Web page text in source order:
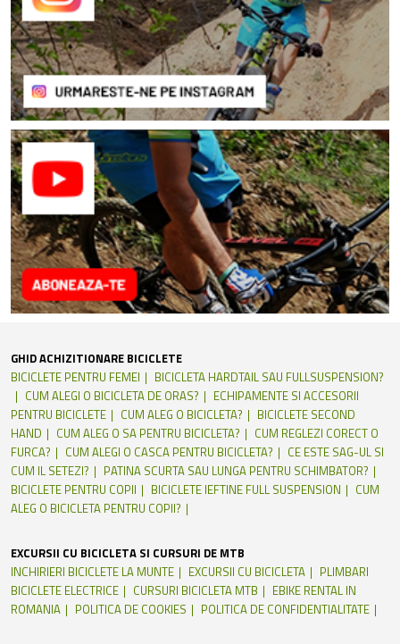
GHID ACHIZITIONARE BICICLETE
BICICLETE PENTRU FEMEI
BICICLETA HARDTAIL SAU FULLSUSPENSION?
CUM ALEGI O BICICLETA DE ORAS?
ECHIPAMENTE SI ACCESORII
PENTRU BICICLETE
CUM ALEG O BICICLETA?
BICICLETE SECOND
HAND
CUM ALEG O SA PENTRU BICICLETA?
CUM REGLEZI CORECT O
FURCA?
CUM ALEGI O CASCA PENTRU BICICLETA?
CE ESTE SAG-UL SI
CUM IL SETEZI?
PATINA SCURTA SAU LUNGA PENTRU SCHIMBATOR?
BICICLETE PENTRU COPII
BICICLETE IEFTINE FULL SUSPENSION
CUM
ALEG O BICICLETA PENTRU COPII?
EXCURSII CU BICICLETA SI CURSURI DE MTB
INCHIRIERI BICICLETE LA MUNTE
EXCURSII CU BICICLETA
PLIMBARI
BICICLETE ELECTRICE
CURSURI BICICLETA MTB
EBIKE RENTAL IN
ROMANIA
POLITICA DE COOKIES POLITICA DE CONFIDENTIALITATE